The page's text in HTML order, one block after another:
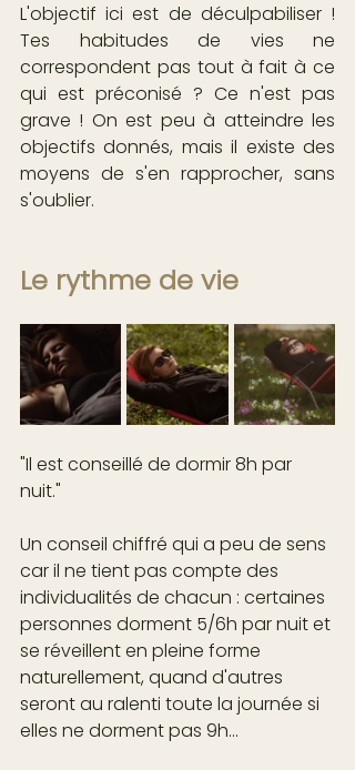
L'objectif ici est de déculpabiliser !
Tes habitudes de vies ne
correspondent pas tout à fait à ce
qui est préconisé ? Ce n'est pas
grave ! On est peu à atteindre les
objectifs donnés, mais il existe des
moyens de s'en rapprocher, sans
s'oublier.
Le rythme de vie
"Il est conseillé de dormir 8h par
nuit."
Un conseil chiffré qui a peu de sens
car il ne tient pas compte des
individualités de chacun : certaines
personnes dorment 5/6h par nuit et
se réveillent en pleine forme
naturellement, quand d'autres
seront au ralenti toute la journée si
elles ne dorment pas 9h...